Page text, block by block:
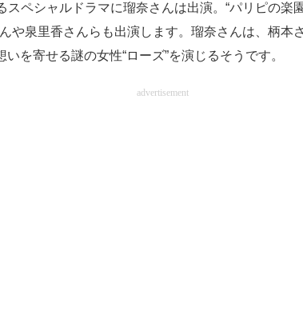
ペシャルドラマに瑠奈さんは出演。“パリピの楽
や泉里香さんらも出演します。瑠奈さんは、柄本
いを寄せる謎の女性“ローズ”を演じるそうです。
advertisement